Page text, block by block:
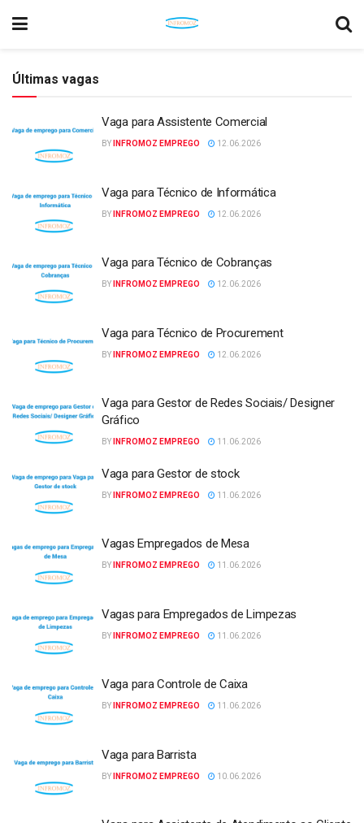
Últimas vagas
Vaga para Assistente Comercial
BY INFROMOZ EMPREGO 12.06.2026
Vaga para Técnico de Informática
BY INFROMOZ EMPREGO 12.06.2026
Vaga para Técnico de Cobranças
BY INFROMOZ EMPREGO 12.06.2026
Vaga para Técnico de Procurement
BY INFROMOZ EMPREGO 12.06.2026
Vaga para Gestor de Redes Sociais/ Designer
Gráfico
BY INFROMOZ EMPREGO 11.06.2026
Vaga para Gestor de stock
BY INFROMOZ EMPREGO 11.06.2026
Vagas Empregados de Mesa
BY INFROMOZ EMPREGO 11.06.2026
Vagas para Empregados de Limpezas
BY INFROMOZ EMPREGO 11.06.2026
Vaga para Controle de Caixa
BY INFROMOZ EMPREGO 11.06.2026
Vaga para Barrista
BY INFROMOZ EMPREGO 10.06.2026